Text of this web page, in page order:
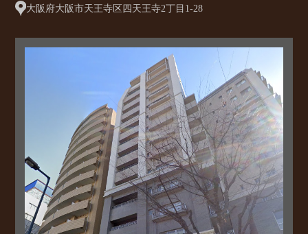
大阪府大阪市天王寺区四天王寺2丁目1-28